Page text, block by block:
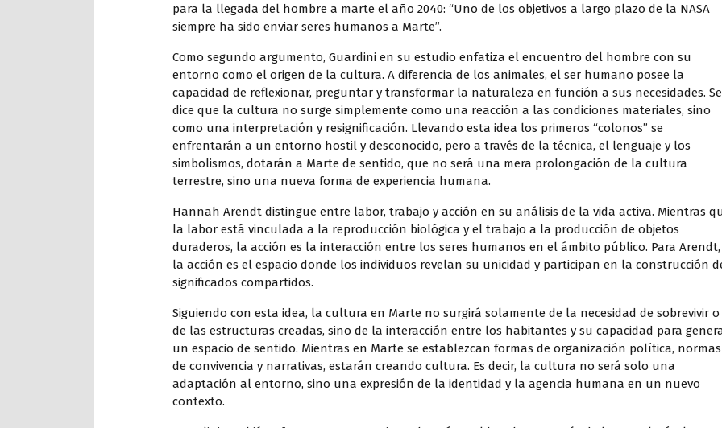
para la llegada del hombre a marte el año 2040: “Uno de los objetivos a largo plazo de la NASA
siempre ha sido enviar seres humanos a Marte”.
Como segundo argumento, Guardini en su estudio enfatiza el encuentro del hombre con su
entorno como el origen de la cultura. A diferencia de los animales, el ser humano posee la
capacidad de reflexionar, preguntar y transformar la naturaleza en función a sus necesidades. Se
dice que la cultura no surge simplemente como una reacción a las condiciones materiales, sino
como una interpretación y resignificación. Llevando esta idea los primeros “colonos” se
enfrentarán a un entorno hostil y desconocido, pero a través de la técnica, el lenguaje y los
simbolismos, dotarán a Marte de sentido, que no será una mera prolongación de la cultura
terrestre, sino una nueva forma de experiencia humana.
Hannah Arendt distingue entre labor, trabajo y acción en su análisis de la vida activa. Mientras
la labor está vinculada a la reproducción biológica y el trabajo a la producción de objetos
duraderos, la acción es la interacción entre los seres humanos en el ámbito público. Para Arendt,
la acción es el espacio donde los individuos revelan su unicidad y participan en la construcción
significados compartidos.
Siguiendo con esta idea, la cultura en Marte no surgirá solamente de la necesidad de sobrevivir o
de las estructuras creadas, sino de la interacción entre los habitantes y su capacidad para
un espacio de sentido. Mientras en Marte se establezcan formas de organización política, normas
de convivencia y narrativas, estarán creando cultura. Es decir, la cultura no será solo una
adaptación al entorno, sino una expresión de la identidad y la agencia humana en un nuevo
contexto.